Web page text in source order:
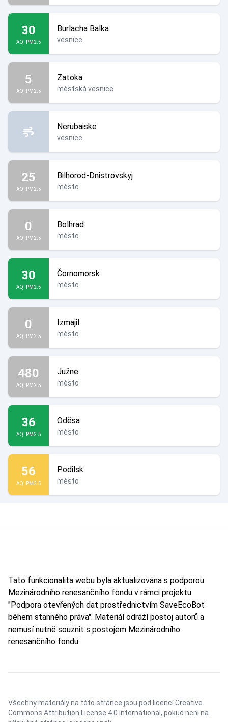
30
AQI PM2.5
Burlacha Balka
vesnice
5
AQI PM2.5
Zatoka
městská vesnice
Nerubaiske
vesnice
25
AQI PM2.5
Bilhorod-Dnistrovskyj
město
0
AQI PM2.5
Bolhrad
město
30
AQI PM2.5
Čornomorsk
město
0
AQI PM2.5
Izmajil
město
480
AQI PM2.5
Južne
město
36
AQI PM2.5
Oděsa
město
56
AQI PM2.5
Podilsk
město
Tato funkcionalita webu byla aktualizována s podporou
Mezinárodního renesančního fondu v rámci projektu
"Podpora otevřených dat prostřednictvím SaveEcoBot
během stanného práva". Materiál odráží postoj autorů a
nemusí nutně souznit s postojem Mezinárodního
renesančního fondu.
Všechny materiály na této stránce jsou pod licencíCreative
Commons Attribution License 4.0 International , pokud není na